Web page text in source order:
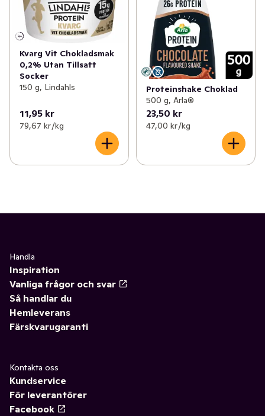
Kvarg Vit Chokladsmak
0,2% Utan Tillsatt
Socker
150 g, Lindahls
11,95 kr
79,67 kr /kg
Proteinshake Choklad
500 g, Arla®
23,50 kr
47,00 kr /kg
Handla
Inspiration
Vanliga frågor och svar
Så handlar du
Hemleverans
Färskvarugaranti
Kontakta oss
Kundservice
För leverantörer
Facebook